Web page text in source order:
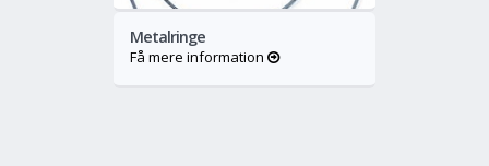
Metalringe
Få mere information